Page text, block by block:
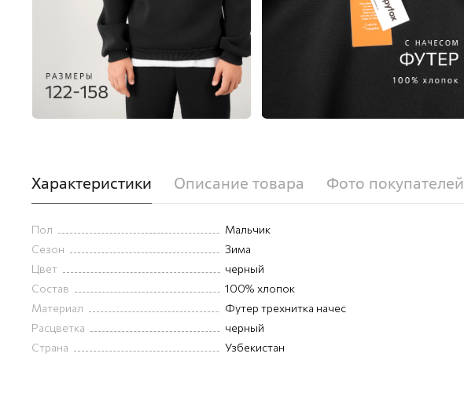
Характеристики Описание товара Фото покупателей
Пол
Мальчик
Сезон
Зима
Цвет
черный
Состав
100% хлопок
Материал
Футер трехнитка начес
Расцветка
черный
Страна
Узбекистан